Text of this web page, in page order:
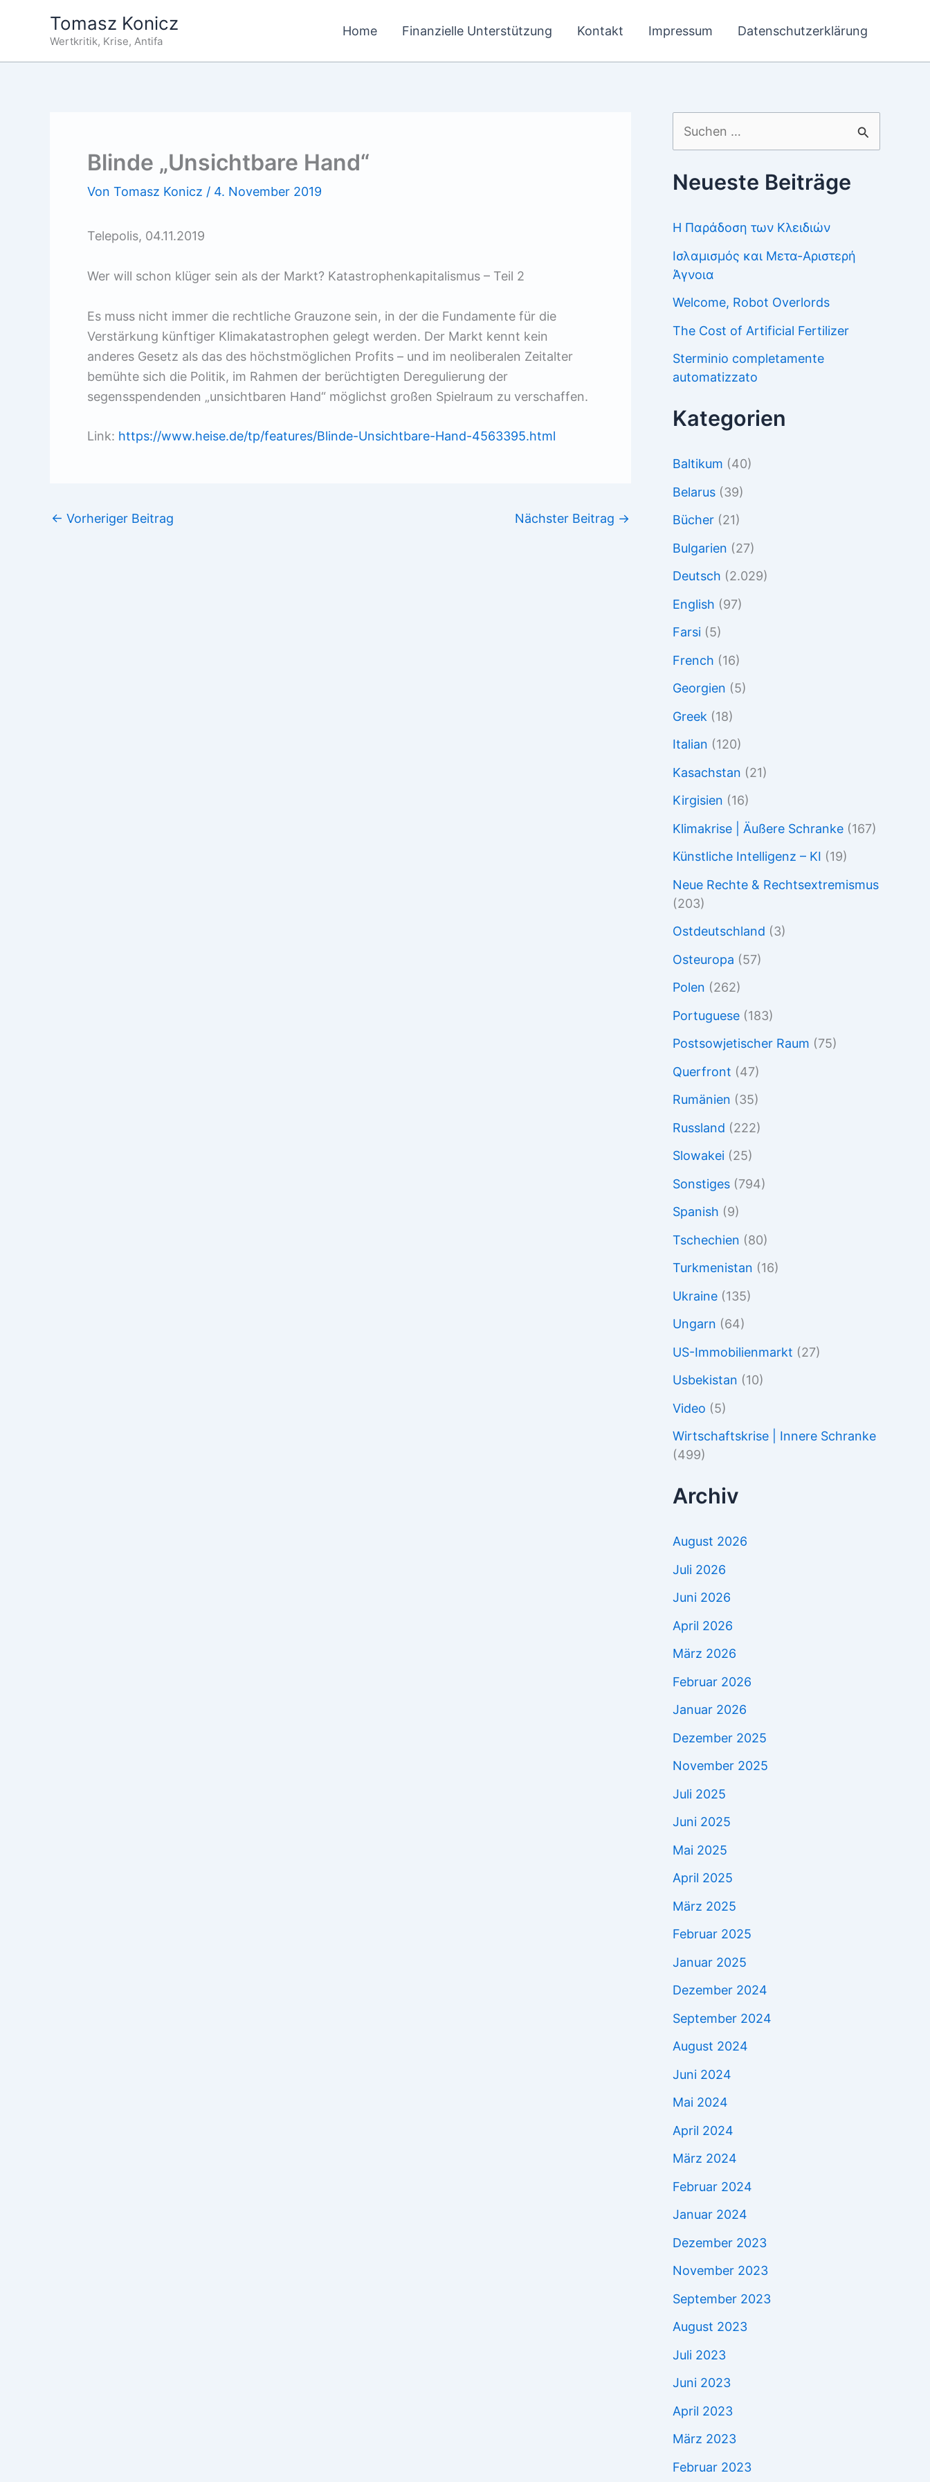
Tomasz Konicz
Wertkritik, Krise, Antifa
Home Finanzielle Unterstützung Kontakt Impressum Datenschutzerklärung
Blinde „Unsichtbare Hand“
Von Tomasz Konicz / 4. November 2019
Telepolis, 04.11.2019
Wer will schon klüger sein als der Markt? Katastrophenkapitalismus – Teil 2
Es muss nicht immer die rechtliche Grauzone sein, in der die Fundamente für die
Verstärkung künftiger Klimakatastrophen gelegt werden. Der Markt kennt kein
anderes Gesetz als das des höchstmöglichen Profits – und im neoliberalen Zeitalter
bemühte sich die Politik, im Rahmen der berüchtigten Deregulierung der
segensspendenden „unsichtbaren Hand“ möglichst großen Spielraum zu verschaffen.
Link: https://www.heise.de/tp/features/Blinde-Unsichtbare-Hand-4563395.html
← Vorheriger Beitrag Nächster Beitrag →
Suchen
nach:
Neueste Beiträge
Η Παράδοση των Κλειδιών
Ισλαμισμός και Μετα-Αριστερή
Άγνοια
Welcome, Robot Overlords
The Cost of Artificial Fertilizer
Sterminio completamente
automatizzato
Kategorien
Baltikum (40)
Belarus (39)
Bücher (21)
Bulgarien (27)
Deutsch (2.029)
English (97)
Farsi (5)
French (16)
Georgien (5)
Greek (18)
Italian (120)
Kasachstan (21)
Kirgisien (16)
Klimakrise | Äußere Schranke (167)
Künstliche Intelligenz – KI (19)
Neue Rechte & Rechtsextremismus
(203)
Ostdeutschland (3)
Osteuropa (57)
Polen (262)
Portuguese (183)
Postsowjetischer Raum (75)
Querfront (47)
Rumänien (35)
Russland (222)
Slowakei (25)
Sonstiges (794)
Spanish (9)
Tschechien (80)
Turkmenistan (16)
Ukraine (135)
Ungarn (64)
US-Immobilienmarkt (27)
Usbekistan (10)
Video (5)
Wirtschaftskrise | Innere Schranke
(499)
Archiv
August 2026
Juli 2026
Juni 2026
April 2026
März 2026
Februar 2026
Januar 2026
Dezember 2025
November 2025
Juli 2025
Juni 2025
Mai 2025
April 2025
März 2025
Februar 2025
Januar 2025
Dezember 2024
September 2024
August 2024
Juni 2024
Mai 2024
April 2024
März 2024
Februar 2024
Januar 2024
Dezember 2023
November 2023
September 2023
August 2023
Juli 2023
Juni 2023
April 2023
März 2023
Februar 2023